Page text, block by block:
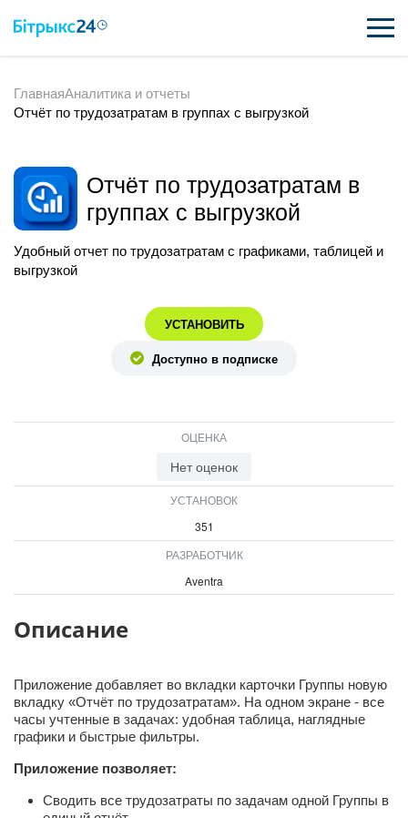
ВОЗМОЖНОСТИ
ИНТЕГРАЦИИ
ВНЕДРЕНИЕ
ПОЛЕЗНОЕ
ВХОД
ВХОД
ГлавнаяАналитика и отчеты
Отчёт по трудозатратам в группах с выгрузкой
Отчёт по трудозатратам в
группах с выгрузкой
Удобный отчет по трудозатратам с графиками, таблицей и
выгрузкой
УСТАНОВИТЬ
Доступно в подписке
ОЦЕНКА
Нет оценок
УСТАНОВОК
351
РАЗРАБОТЧИК
Aventra
Описание
Приложение добавляет во вкладки карточки Группы новую
вкладку «Отчёт по трудозатратам». На одном экране - все
часы учтенные в задачах: удобная таблица, наглядные
графики и быстрые фильтры.
Приложение позволяет:
Сводить все трудозатраты по задачам одной Группы в